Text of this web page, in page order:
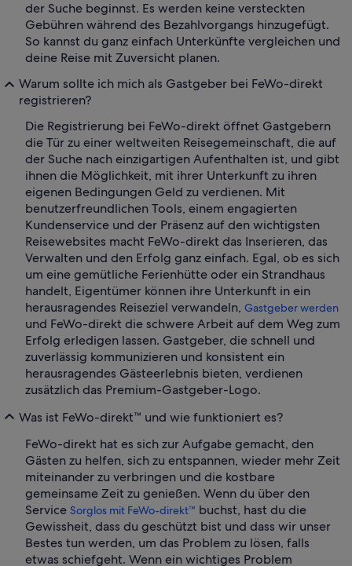
der Suche beginnst. Es werden keine versteckten
Gebühren während des Bezahlvorgangs hinzugefügt.
So kannst du ganz einfach Unterkünfte vergleichen und
deine Reise mit Zuversicht planen.
Warum sollte ich mich als Gastgeber bei FeWo-direkt
registrieren?
Die Registrierung bei FeWo-direkt öffnet Gastgebern
die Tür zu einer weltweiten Reisegemeinschaft, die auf
der Suche nach einzigartigen Aufenthalten ist, und gibt
ihnen die Möglichkeit, mit ihrer Unterkunft zu ihren
eigenen Bedingungen Geld zu verdienen. Mit
benutzerfreundlichen Tools, einem engagierten
Kundenservice und der Präsenz auf den wichtigsten
Reisewebsites macht FeWo-direkt das Inserieren, das
Verwalten und den Erfolg ganz einfach. Egal, ob es sich
um eine gemütliche Ferienhütte oder ein Strandhaus
handelt, Eigentümer können ihre Unterkunft in ein
herausragendes Reiseziel verwandeln, Gastgeber werden
und FeWo-direkt die schwere Arbeit auf dem Weg zum
Erfolg erledigen lassen. Gastgeber, die schnell und
zuverlässig kommunizieren und konsistent ein
herausragendes Gästeerlebnis bieten, verdienen
zusätzlich das Premium-Gastgeber-Logo.
Was ist FeWo-direkt™ und wie funktioniert es?
FeWo-direkt hat es sich zur Aufgabe gemacht, den
Gästen zu helfen, sich zu entspannen, wieder mehr Zeit
miteinander zu verbringen und die kostbare
gemeinsame Zeit zu genießen. Wenn du über den
Service Sorglos mit FeWo-direkt™ buchst, hast du die
Gewissheit, dass du geschützt bist und dass wir unser
Bestes tun werden, um das Problem zu lösen, falls
etwas schiefgeht. Wenn ein wichtiges Problem